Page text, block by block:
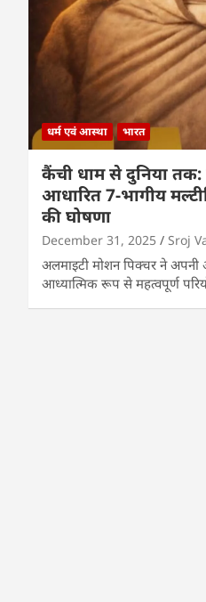
धर्म एवं आस्था भारत
कैंची धाम से दुनिया तक:
आधारित 7-भागीय
की घोषणा
December 31, 2025 Sroj
अलमाइटी मोशन पिक्चर ने
आध्यात्मिक रूप से महत्वपूर्ण